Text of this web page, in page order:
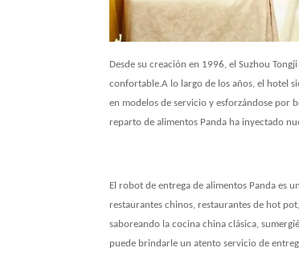
Desde su creación en 1996, el Suzhou
confortable.A lo largo de los años, el hotel
en modelos de servicio y esforzándose por
reparto de alimentos Panda ha inyectado
El robot de entrega de alimentos Panda es
restaurantes chinos, restaurantes de hot
saboreando la cocina china clásica,
puede brindarle un atento servicio de